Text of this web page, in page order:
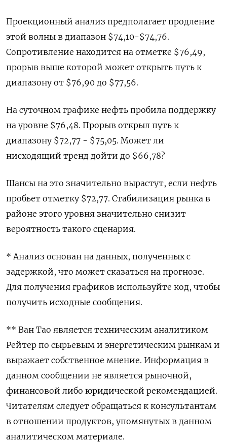
Проекционный анализ предполагает продление
этой волны в диапазон $74,10-$74,76.
Сопротивление находится на отметке $76,49,
прорыв выше которой может открыть путь к
диапазону от $76,90 до $77,56.
На суточном графике нефть пробила поддержку
на уровне $76,48. Прорыв открыл путь к
диапазону $72,77 - $75,05. Может ли
нисходящий тренд дойти до $66,78?
Шансы на это значительно вырастут, если нефть
пробьет отметку $72,77. Стабилизация рынка в
районе этого уровня значительно снизит
вероятность такого сценария.
* Анализ основан на данных, полученных с
задержкой, что может сказаться на прогнозе.
Для получения графиков используйте код, чтобы
получить исходные сообщения.
** Ван Тао является техническим аналитиком
Рейтер по сырьевым и энергетическим рынкам и
выражает собственное мнение. Информация в
данном сообщении не является рыночной,
финансовой либо юридической рекомендацией.
Читателям следует обращаться к консультантам
в отношении продуктов, упомянутых в данном
аналитическом материале.